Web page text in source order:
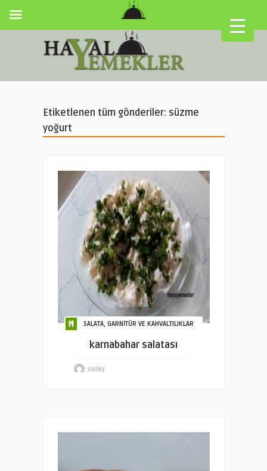
Etiketlenen tüm gönderiler: süzme
yoğurt
SALATA, GARNİTÜR VE KAHVALTILIKLAR
karnabahar salatası
selay